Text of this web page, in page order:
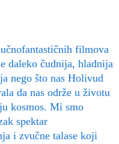
filmova
daleko čudnija, hladnija
nego što nas Holivud
da nas održe u životu
kosmos. Mi smo
spektar
i zvučne talase koji